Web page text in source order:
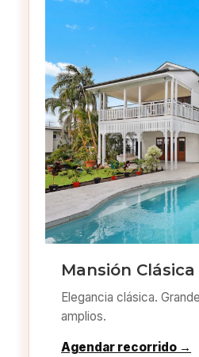
Mansión
Elegancia clásica.
amplios.
Agendar recorrido →